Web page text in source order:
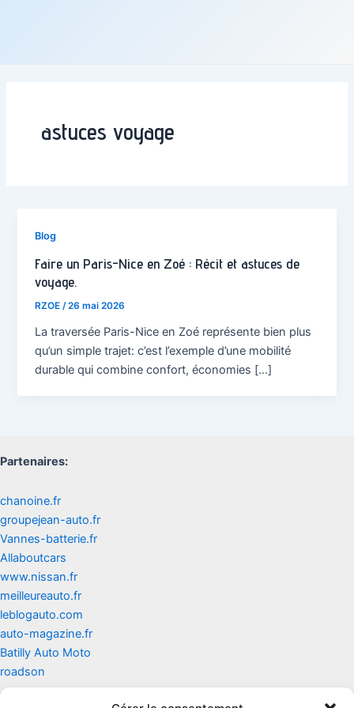
astuces voyage
Blog
Faire un Paris-Nice en Zoé : Récit et astuces de
voyage.
RZOE /26 mai 2026
La traversée Paris-Nice en Zoé représente bien plus
qu’un simple trajet: c’est l’exemple d’une mobilité
durable qui combine confort, économies […]
Partenaires:
chanoine.fr
groupejean-auto.fr
Vannes-batterie.fr
Allaboutcars
www.nissan.fr
meilleureauto.fr
leblogauto.com
auto-magazine.fr
Batilly Auto Moto
roadson